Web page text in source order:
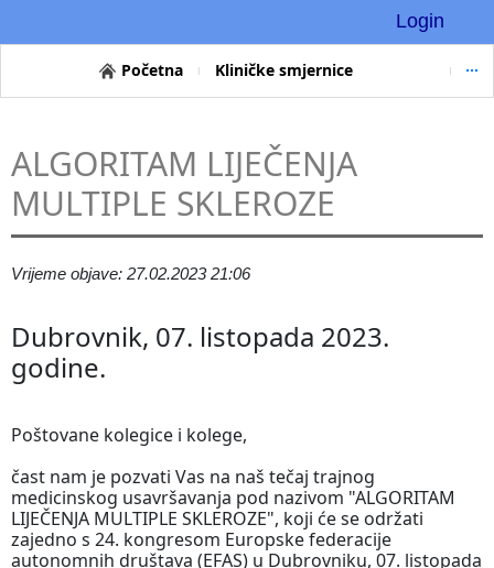
Login
Početna Kliničke smjernice
ALGORITAM LIJEČENJA
MULTIPLE SKLEROZE
Vrijeme objave: 27.02.2023 21:06
Dubrovnik, 07. listopada 2023.
godine.
Poštovane kolegice i kolege,
čast nam je pozvati Vas na naš tečaj trajnog
medicinskog usavršavanja pod nazivom "ALGORITAM
LIJEČENJA MULTIPLE SKLEROZE", koji će se održati
zajedno s 24. kongresom Europske federacije
autonomnih društava (EFAS) u Dubrovniku, 07. listopada